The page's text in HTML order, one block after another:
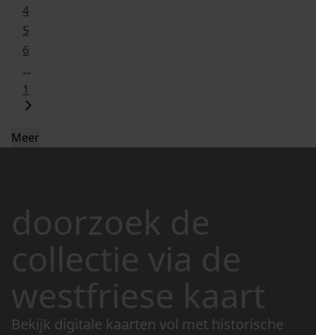
4
5
6
...
1
Meer
doorzoek de
collectie via de
westfriese kaart
Bekijk digitale kaarten vol met historische